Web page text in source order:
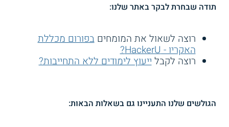
תודה שבחרת לבקר באתר שלנו:
רוצה לשאול את המומחיםבפורום מכללת
האקריו - HackerU?
רוצה לקבלייעוץ לימודים ללא התחייבות?
הגולשים שלנו התעניינו גם בשאלות הבאות: